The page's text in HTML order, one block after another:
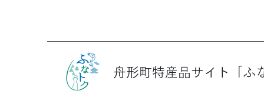
舟形町特産品サイト「ふ